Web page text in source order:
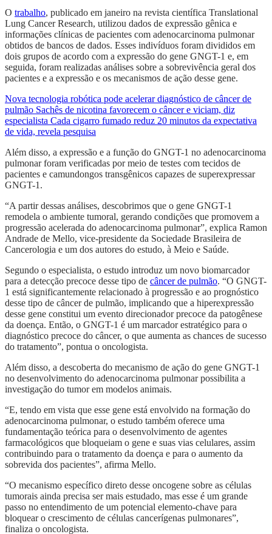
O trabalho, publicado em janeiro na revista científica Translational
Lung Cancer Research, utilizou dados de expressão gênica e
informações clínicas de pacientes com adenocarcinoma pulmonar
obtidos de bancos de dados. Esses indivíduos foram divididos em
dois grupos de acordo com a expressão do gene GNGT-1 e, em
seguida, foram realizadas análises sobre a sobrevivência geral dos
pacientes e a expressão e os mecanismos de ação desse gene.
Nova tecnologia robótica pode acelerar diagnóstico de câncer de
pulmão Sachês de nicotina favorecem o câncer e viciam, diz
especialista Cada cigarro fumado reduz 20 minutos da expectativa
de vida, revela pesquisa
Além disso, a expressão e a função do GNGT-1 no adenocarcinoma
pulmonar foram verificadas por meio de testes com tecidos de
pacientes e camundongos transgênicos capazes de superexpressar
GNGT-1.
“A partir dessas análises, descobrimos que o gene GNGT-1
remodela o ambiente tumoral, gerando condições que promovem a
progressão acelerada do adenocarcinoma pulmonar”, explica Ramon
Andrade de Mello, vice-presidente da Sociedade Brasileira de
Cancerologia e um dos autores do estudo, à Meio e Saúde.
Segundo o especialista, o estudo introduz um novo biomarcador
para a detecção precoce desse tipo de câncer de pulmão. “O GNGT-
1 está significantemente relacionado à progressão e ao prognóstico
desse tipo de câncer de pulmão, implicando que a hiperexpressão
desse gene constitui um evento direcionador precoce da patogênese
da doença. Então, o GNGT-1 é um marcador estratégico para o
diagnóstico precoce do câncer, o que aumenta as chances de sucesso
do tratamento”, pontua o oncologista.
Além disso, a descoberta do mecanismo de ação do gene GNGT-1
no desenvolvimento do adenocarcinoma pulmonar possibilita a
investigação do tumor em modelos animais.
“E, tendo em vista que esse gene está envolvido na formação do
adenocarcinoma pulmonar, o estudo também oferece uma
fundamentação teórica para o desenvolvimento de agentes
farmacológicos que bloqueiam o gene e suas vias celulares, assim
contribuindo para o tratamento da doença e para o aumento da
sobrevida dos pacientes”, afirma Mello.
“O mecanismo específico direto desse oncogene sobre as células
tumorais ainda precisa ser mais estudado, mas esse é um grande
passo no entendimento de um potencial elemento-chave para
bloquear o crescimento de células cancerígenas pulmonares”,
finaliza o oncologista.